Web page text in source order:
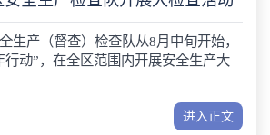
生产（督查）检查队从8月中旬开始，
行动”，在全区范围内开展安全生产大
进入正文